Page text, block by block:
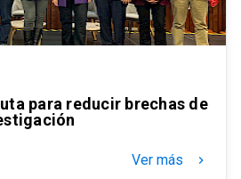
para reducir brechas de
Ver más keyboard_arrow_right